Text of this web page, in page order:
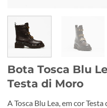
Bota Tosca Blu
Testa di Moro
A Tosca Blu Lea, em cor